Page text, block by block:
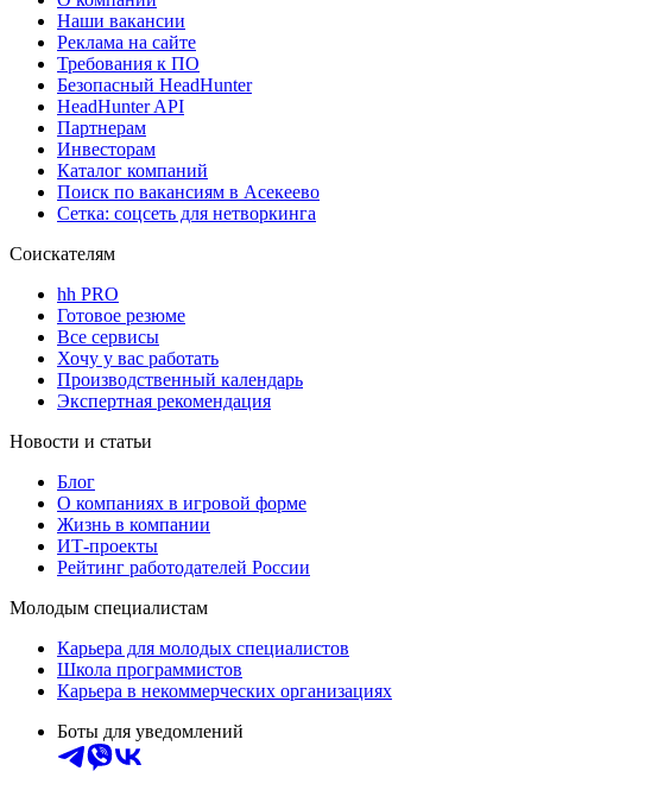
Наши вакансии
Реклама на сайте
Требования к ПО
Безопасный HeadHunter
HeadHunter API
Партнерам
Инвесторам
Каталог компаний
Поиск по вакансиям в Асекеево
Сетка: соцсеть для нетворкинга
Соискателям
hh PRO
Готовое резюме
Все сервисы
Хочу у вас работать
Производственный календарь
Экспертная рекомендация
Новости и статьи
Блог
О компаниях в игровой форме
Жизнь в компании
ИТ-проекты
Рейтинг работодателей России
Молодым специалистам
Карьера для молодых специалистов
Школа программистов
Карьера в некоммерческих организациях
Боты для уведомлений